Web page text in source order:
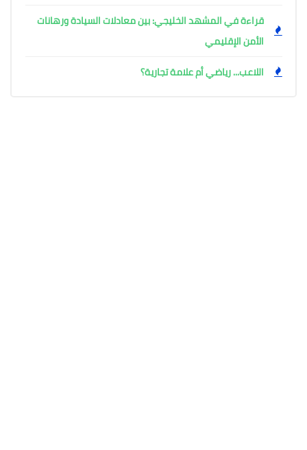
قراءة في المشهد الخليجي: بين معادلات السيادة ورهانات
الأمن الإقليمي
اللاعب... رياضي أم علامة تجارية؟